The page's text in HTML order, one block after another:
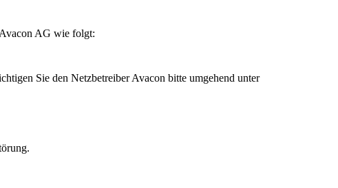
AG wie folgt:
Sie den Netzbetreiber Avacon bitte umgehend unter